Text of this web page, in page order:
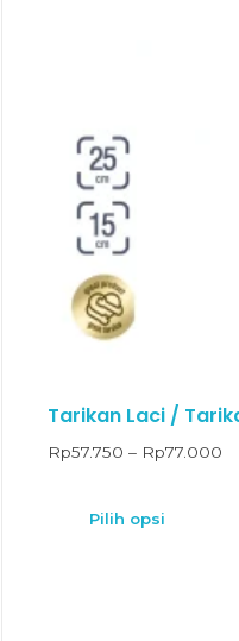
Tarikan Laci /
Rp57.750 – Rp77.000
Pilih opsi